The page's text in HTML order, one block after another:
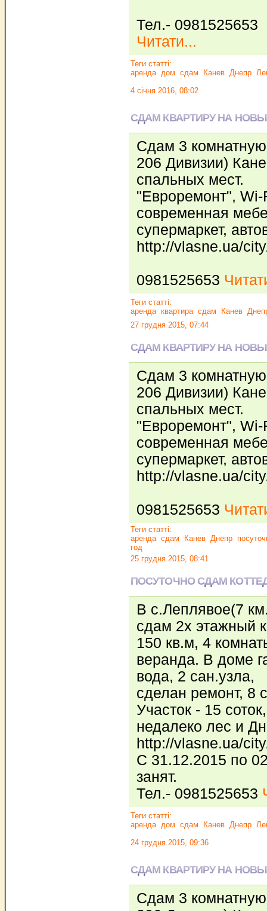
Тел.- 0981525653
Читати...
Теги статті:
аренда дом сдам Канев Днепр
4 січня 2016, 08:02
СДАМ КВАРТИРУ НА
Сдам 3 комнатную
206 Дивизии)
спальных мест.
"Евроремонт",
современная
супермаркет,
http://vlasne.ua/
0981525653
Теги статті:
аренда квартира сдам Канев
27 грудня 2015, 07:44
СДАМ КВАРТИРУ НА
Сдам 3 комнатную
206 Дивизии)
спальных мест.
"Евроремонт",
современная
супермаркет,
http://vlasne.ua/
0981525653
Теги статті:
аренда сдам Канев Днепр
год
25 грудня 2015, 08:41
ПОСУТОЧНО СДАМ
В с.Леплявое(7
сдам 2х этажный
150 кв.м, 4
веранда. В доме
вода, 2 сан.узла,
сделан ремонт, 8
Участок - 15 соток,
недалеко лес и
http://vlasne.ua/
С 31.12.2015 по
занят.
Тел.- 0981525653
Теги статті:
аренда дом сдам Канев Днепр
24 грудня 2015, 09:36
СДАМ КВАРТИРУ НА
Сдам 3 комнатную